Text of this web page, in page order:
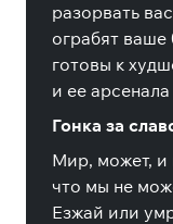
разорвать
ограбят ваше
готовы к
и ее
Гонка за
Мир, может, и
что мы не
Езжай или